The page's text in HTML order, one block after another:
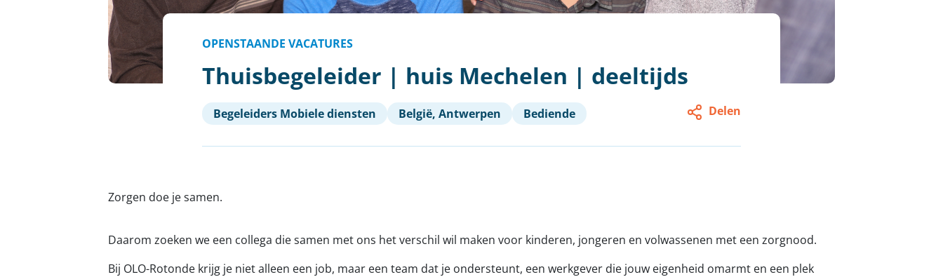
OPENSTAANDE VACATURES
Thuisbegeleider | huis Mechelen | deeltijds
Delen
Begeleiders Mobiele diensten België, Antwerpen Bediende
Zorgen doe je samen.
Daarom zoeken we een collega die samen met ons het verschil wil maken voor kinderen, jongeren en volwassenen met een zorgnood.
Bij OLO-Rotonde krijg je niet alleen een job, maar een team dat je ondersteunt, een werkgever die jouw eigenheid omarmt en een plek